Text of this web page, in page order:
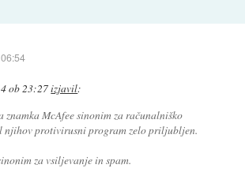
ob 23:27izjavil:
McAfee sinonim za računalniško
njihov protivirusni program zelo priljubljen.
za vsiljevanje in spam.